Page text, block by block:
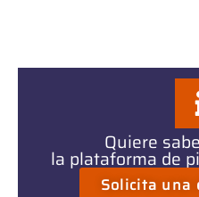
Quiere
la plataforma de
Solicita una